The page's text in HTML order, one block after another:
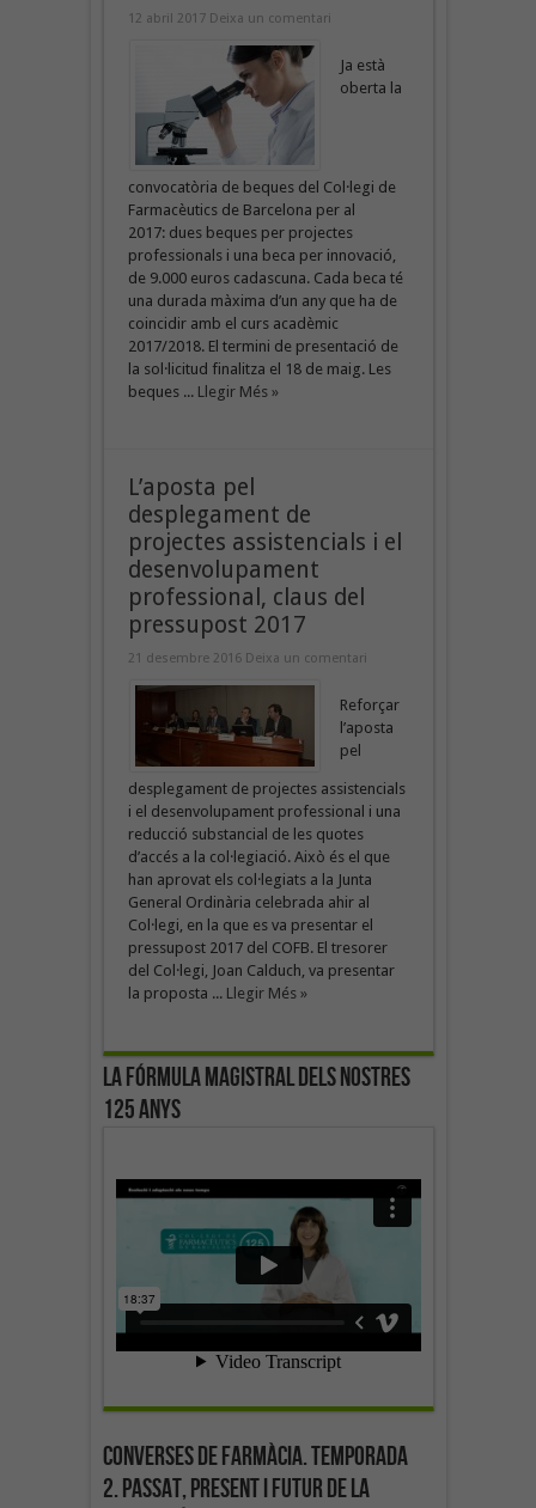
12 abril 2017 Deixa un comentari
Ja està
oberta la
convocatòria de beques del Col·legi de
Farmacèutics de Barcelona per al
2017: dues beques per projectes
professionals i una beca per innovació,
de 9.000 euros cadascuna. Cada beca té
una durada màxima d’un any que ha de
coincidir amb el curs acadèmic
2017/2018. El termini de presentació de
la sol·licitud finalitza el 18 de maig. Les
beques ... Llegir Més »
L’aposta pel
desplegament de
projectes assistencials i el
desenvolupament
professional, claus del
pressupost 2017
21 desembre 2016 Deixa un comentari
Reforçar
l’aposta
pel
desplegament de projectes assistencials
i el desenvolupament professional i una
reducció substancial de les quotes
d’accés a la col·legiació. Això és el que
han aprovat els col·legiats a la Junta
General Ordinària celebrada ahir al
Col·legi, en la que es va presentar el
pressupost 2017 del COFB. El tresorer
del Col·legi, Joan Calduch, va presentar
la proposta ... Llegir Més »
La fórmula magistral dels nostres
125 anys
Converses de farmàcia. Temporada
2. Passat, present i futur de la